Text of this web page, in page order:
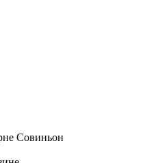
Совиньон